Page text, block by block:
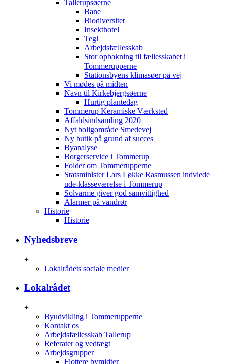
Tallerupsøerne
Bane
Biodiversitet
Insekthotel
Tegl
Arbejdsfællesskab
Stor opbakning til fællesskabet i
Tommerupperne
Stationsbyens klimasøer på vej
Vi mødes på midten
Navn til Kirkebjergsøerne
Hurtig plantedag
Tommerup Keramiske Værksted
Affaldsindsamling 2020
Nyt boligområde Smedevej
Ny butik på grund af succes
Byanalyse
Borgerservice i Tommerup
Folder om Tommerupperne
Statsminister Lars Løkke Rasmussen indviede
ude-klasseværelse i Tommerup
Solvarme giver god samvittighed
Alarmer på vandrør
Historie
Historie
Nyhedsbreve
+
Lokalrådets sociale medier
Lokalrådet
+
Byudvikling i Tommerupperne
Kontakt os
Arbejdsfællesskab Tallerup
Referater og vedtægt
Arbejdsgrupper
Flottere bymidter